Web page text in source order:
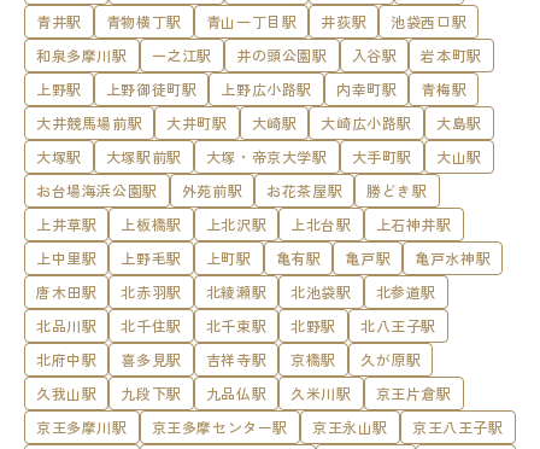
青井駅
青物横丁駅 青山一丁目駅 井荻駅
池袋西口駅
和泉多摩川駅
一之江駅 井の頭公園駅 入谷駅
岩本町駅
上野駅
上野御徒町駅 上野広小路駅 内幸町駅
青梅駅
大井競馬場前駅
大井町駅 大崎駅 大崎広小路駅
大島駅
大塚駅
大塚駅前駅 大塚・帝京大学駅 大手町駅
大山駅
お台場海浜公園駅
外苑前駅 お花茶屋駅
勝どき駅
上井草駅
上板橋駅 上北沢駅 上北台駅
上石神井駅
上中里駅
上野毛駅 上町駅 亀有駅 亀戸駅
亀戸水神駅
唐木田駅
北赤羽駅 北綾瀬駅 北池袋駅
北参道駅
北品川駅
北千住駅 北千束駅 北野駅
北八王子駅
北府中駅
喜多見駅 吉祥寺駅 京橋駅
久が原駅
久我山駅
九段下駅 九品仏駅 久米川駅
京王片倉駅
京王多摩川駅
京王多摩センター駅 京王永山駅
京王八王子駅